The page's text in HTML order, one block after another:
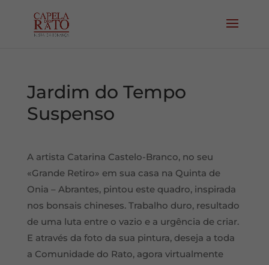
Jardim do Tempo
Suspenso
A artista Catarina Castelo-Branco, no seu
«Grande Retiro» em sua casa na Quinta de
Onia – Abrantes, pintou este quadro, inspirada
nos bonsais chineses. Trabalho duro, resultado
de uma luta entre o vazio e a urgência de criar.
E através da foto da sua pintura, deseja a toda
a Comunidade do Rato, agora virtualmente